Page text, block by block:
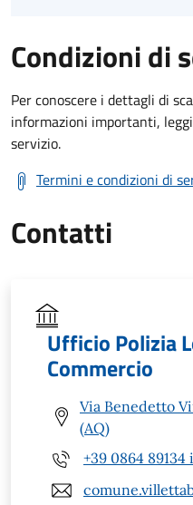
Condizioni di
Per conoscere i dettagli di
informazioni importanti,
servizio.
Termini e condizioni di
Contatti
Ufficio Polizia
Commercio
Via Benedetto
(AQ)
+39 0864 89134